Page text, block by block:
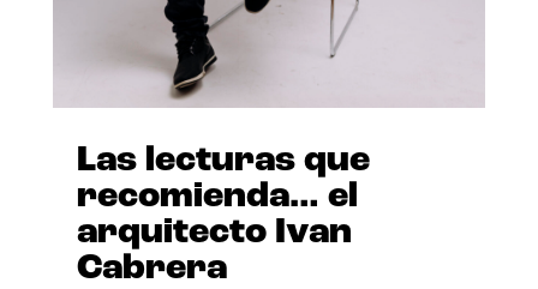
Las lecturas que
recomienda… el
arquitecto Ivan
Cabrera